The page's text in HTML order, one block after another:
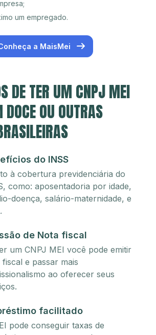
um empregado.
a MaisMei
DE TER UM CNPJ MEI
OU OUTRAS
do INSS
à cobertura previdenciária do
como: aposentadoria por idade,
doença, salário-maternidade, e
de Nota fiscal
um CNPJ MEI você pode emitir
fiscal e passar mais
ao oferecer seus
facilitado
pode conseguir taxas de